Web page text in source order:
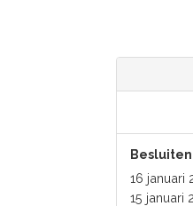
Besluiten
16 januari
15 januari